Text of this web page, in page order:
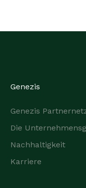
Genezis
Genezis
Die
Nachhaltigkeit
Karriere